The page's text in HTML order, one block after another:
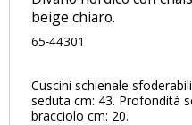
beige chiaro.
65-44301
Cuscini schienale
seduta cm: 43. Profondità
bracciolo cm: 20.